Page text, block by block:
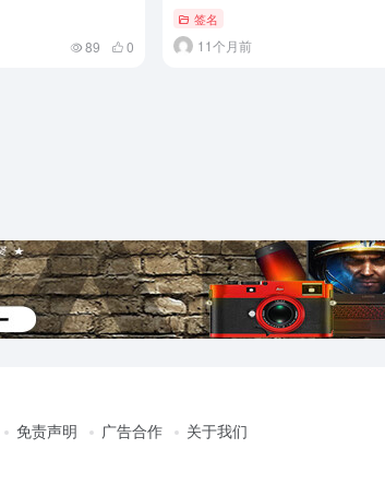
89 0
签名
11个月前
免责声明 广告合作 关于我们